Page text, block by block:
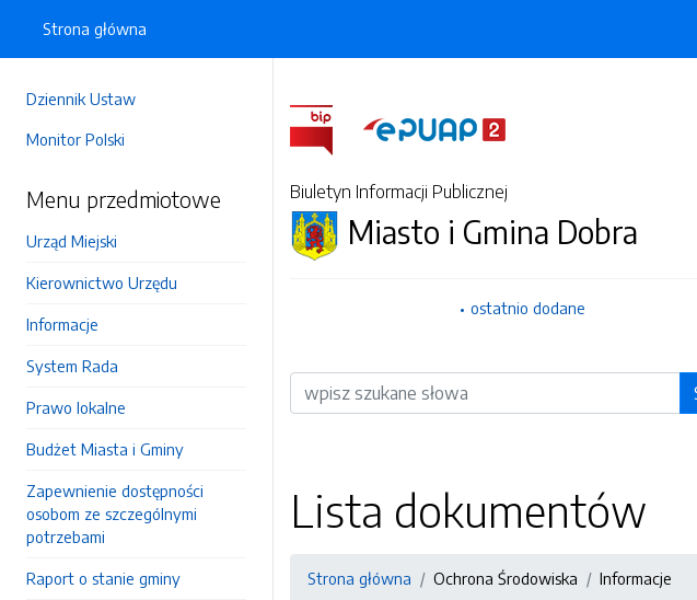
Dziennik Ustaw
Monitor Polski
Menu przedmiotowe
Urząd Miejski
Kierownictwo Urzędu
Informacje
System Rada
Prawo lokalne
Budżet Miasta i Gminy
Zapewnienie dostępności
osobom ze szczególnymi
potrzebami
Raport o stanie gminy
Strona główna
Biuletyn Informacji Publicznej
Miasto i Gmina Dobra
ostatnio dodane
Wyszukiwarka
Lista dokumentów
Strona główna Ochrona Środowiska Informacje